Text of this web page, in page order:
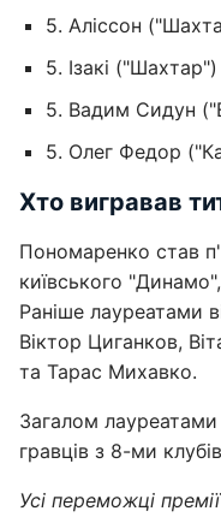
5. Аліссон
5. Ізакі
5. Вадим Сидун
5. Олег Федор
Хто вигравав
Пономаренко став
київського
Раніше лауреатами
Віктор Циганков,
та Тарас Михавко.
Загалом
гравців з 8-ми
Усі переможці